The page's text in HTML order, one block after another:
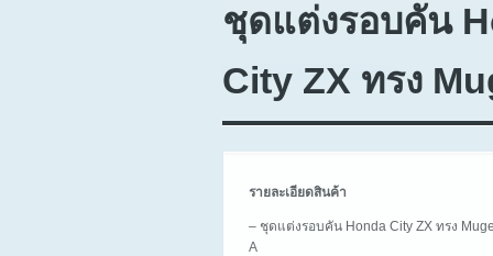
ชุดแต่งรอบคัน
City ZX ทรง
รายละเอียดสินค้า
– ชุดแต่งรอบคัน Honda City ZX ทรง
A